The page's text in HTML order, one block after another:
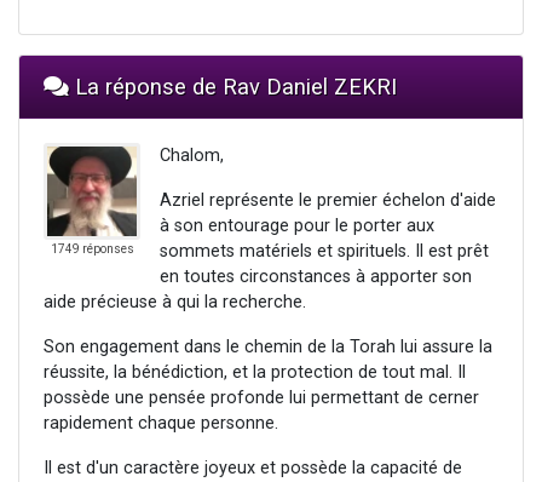
La réponse de Rav Daniel ZEKRI
1749 réponses
Chalom,
Azriel représente le premier échelon d'aide
à son entourage pour le porter aux
sommets matériels et spirituels. Il est prêt
en toutes circonstances à apporter son
aide précieuse à qui la recherche.
Son engagement dans le chemin de la Torah lui assure la
réussite, la bénédiction, et la protection de tout mal. Il
possède une pensée profonde lui permettant de cerner
rapidement chaque personne.
Il est d'un caractère joyeux et possède la capacité de